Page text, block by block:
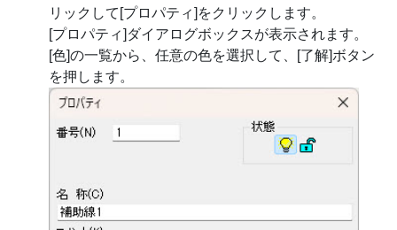
リックして[プロパティ]をクリックします。
[プロパティ]ダイアログボックスが表示されます。
[色]の一覧から、任意の色を選択して、[了解]ボタン
を押します。